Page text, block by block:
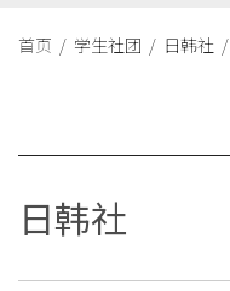
首页 / 学生社团 / 日韩社 /
日韩社